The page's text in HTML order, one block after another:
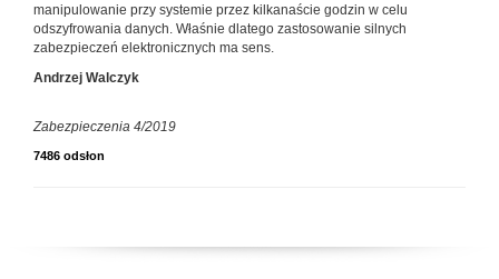
manipulowanie przy systemie przez kilkanaście godzin w celu
odszyfrowania danych. Właśnie dlatego zastosowanie silnych
zabezpieczeń elektronicznych ma sens.
Andrzej Walczyk
Zabezpieczenia 4/2019
7486 odsłon